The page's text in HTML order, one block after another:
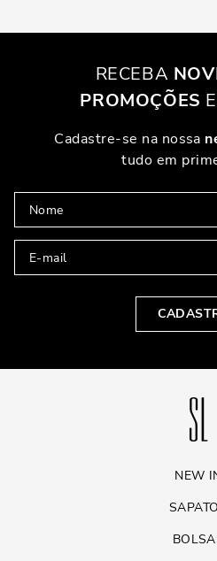
RECEBA
PROMOÇÕES
Cadastre-se na nossa
tudo em
NEW